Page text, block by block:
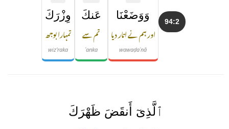
94:2 وَوَضَعْنَا
اور ہم نے اتار دیا
wawaḍaʿnā
عَنكَ
تم سے
ʿanka
وِزْرَكَ
تمہارا بوجھ
wiz'raka
ٱلَّذِىٓ أَنقَضَ ظَهْرَكَ